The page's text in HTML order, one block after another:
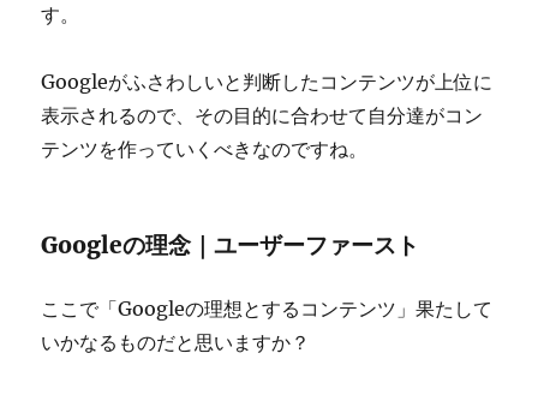
す。
Googleがふさわしいと判断したコンテンツが上位に
表示されるので、その目的に合わせて自分達がコン
テンツを作っていくべきなのですね。
Googleの理念｜ユーザーファースト
ここで「Googleの理想とするコンテンツ」果たして
いかなるものだと思いますか？